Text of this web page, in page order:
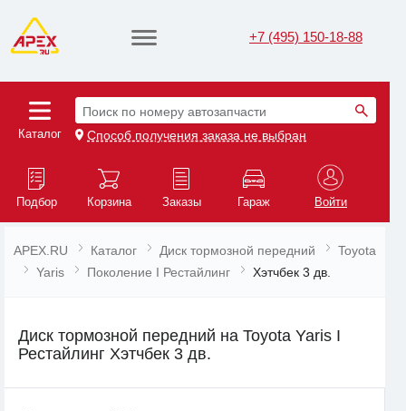
+7 (495) 150-18-88
Каталог
Поиск по номеру автозапчасти
Способ получения заказа не выбран
Подбор Корзина Заказы Гараж Войти
APEX.RU Каталог Диск тормозной передний
Toyota
Yaris
Поколение I Рестайлинг Хэтчбек 3 дв.
Диск тормозной передний на Toyota Yaris I
Рестайлинг Хэтчбек 3 дв.